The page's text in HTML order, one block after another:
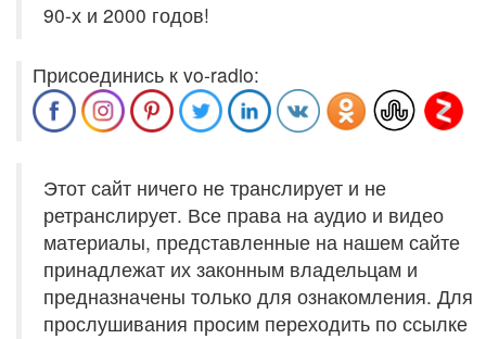
90-х и 2000 годов!
Присоединись к vo-radio:
Этот сайт ничего не транслирует и не
ретранслирует. Все права на аудио и видео
материалы, представленные на нашем сайте
принадлежат их законным владельцам и
предназначены только для ознакомления. Для
прослушивания просим переходить по ссылке